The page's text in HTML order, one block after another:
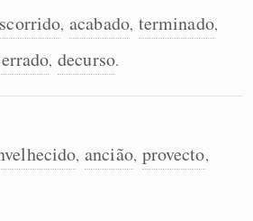
, acabado, terminado,
, decurso.
, ancião, provecto,